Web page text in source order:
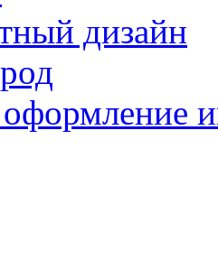
дизайн